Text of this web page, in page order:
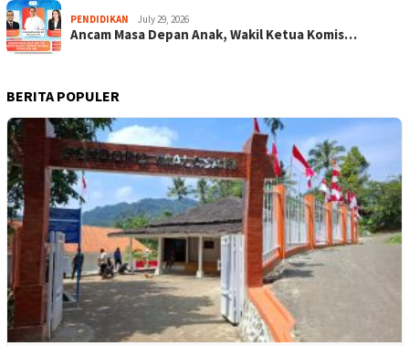
PENDIDIKAN July 29, 2026
Ancam Masa Depan Anak, Wakil Ketua Komis…
BERITA POPULER